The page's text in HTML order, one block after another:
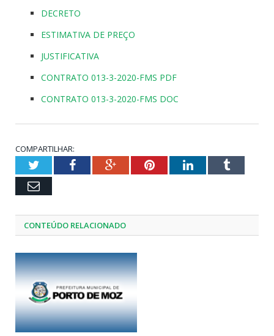
DECRETO
ESTIMATIVA DE PREÇO
JUSTIFICATIVA
CONTRATO 013-3-2020-FMS PDF
CONTRATO 013-3-2020-FMS DOC
COMPARTILHAR:
TwitterFacebookGoogle+PinterestLinkedInTumblr
Email
CONTEÚDO RELACIONADO